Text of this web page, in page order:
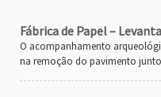
Fábrica de Papel –
O acompanhamento
na remoção do pavimento junto